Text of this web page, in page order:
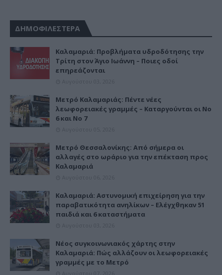
ΔΗΜΟΦΙΛΕΣΤΕΡΑ
Καλαμαριά: Προβλήματα υδροδότησης την
Τρίτη στον Άγιο Ιωάννη – Ποιες οδοί
επηρεάζονται
Μετρό Καλαμαριάς: Πέντε νέες
λεωφορειακές γραμμές – Καταργούνται οι Νο
6 και Νο 7
Μετρό Θεσσαλονίκης: Από σήμερα οι
αλλαγές στο ωράριο για την επέκταση προς
Καλαμαριά
Καλαμαριά: Αστυνομική επιχείρηση για την
παραβατικότητα ανηλίκων – Ελέγχθηκαν 51
παιδιά και 6 καταστήματα
Νέος συγκοινωνιακός χάρτης στην
Καλαμαριά: Πώς αλλάζουν οι λεωφορειακές
γραμμές με το Μετρό